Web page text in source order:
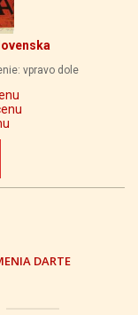
vpravo dole
DARTE